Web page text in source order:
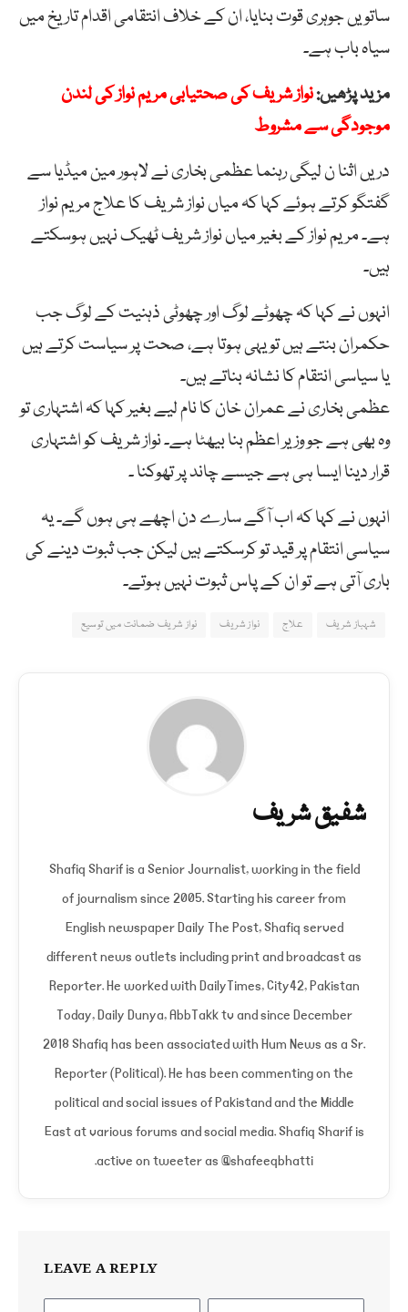
ساتویں جوہری قوت بنایا، ان کے خلاف انتقامی اقدام تاریخ میں
سیاہ باب ہے۔
مزید پڑھیں:نواز شریف کی صحتیابی مریم نواز کی لندن
موجودگی سے مشروط
دریں اثنا ن لیگی رہنما عظمی بخاری نے لاہور مین میڈیا سے
گفتگو کرتے ہوئے کہا کہ میاں نواز شریف کا علاج مریم نواز
ہے۔ مریم نواز کے بغیر میاں نواز شریف ٹھیک نہیں ہوسکتے
ہیں۔
انہوں نے کہا کہ چھوٹے لوگ اور چھوٹی ذہنیت کے لوگ جب
حکمران بنتے ہیں تو یہی ہوتا ہے، صحت پر سیاست کرتے ہیں
یا سیاسی انتقام کا نشانہ بناتے ہیں۔
عظمی بخاری نے عمران خان کا نام لیے بغیر کہا کہ اشتہاری تو
وہ بھی ہے جو وزیر اعظم بنا بیھٹا ہے۔ نواز شریف کو اشتہاری
قرار دینا ایسا ہی ہے جیسے چاند پر تھوکنا ۔
انہوں نے کہا کہ اب آگے سارے دن اچھے ہی ہوں گے۔ یہ
سیاسی انتقام پر قید تو کرسکتے ہیں لیکن جب ثبوت دینے کی
باری آتی ہے تو ان کے پاس ثبوت نہیں ہوتے۔
شہباز شریف علاج نواز شریف نواز شریف ضمانت میں توسیع
شفیق شریف
Shafiq Sharif is a Senior Journalist, working in the field
of journalism since 2005. Starting his career from
English newspaper Daily The Post, Shafiq served
different news outlets including print and broadcast as
Reporter. He worked with DailyTimes, City42, Pakistan
Today, Daily Dunya, AbbTakk tv and since December
2018 Shafiq has been associated with Hum News as a Sr.
Reporter (Political). He has been commenting on the
political and social issues of Pakistand and the Middle
East at various forums and social media. Shafiq Sharif is
active on tweeter as @shafeeqbhatti.
LEAVE A REPLY